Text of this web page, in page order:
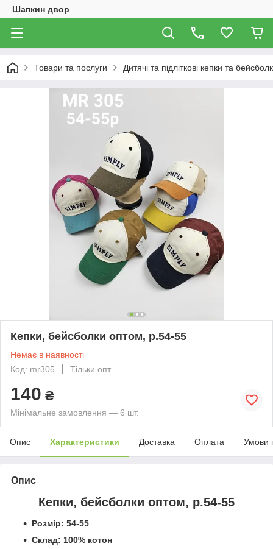
Шапкин двор
Товари та послуги Дитячі та підліткові кепки та
Кепки, бейсболки оптом, р.54-55
Немає в наявності
Код: mr305
Тільки опт
140 ₴
Мінімальне замовлення — 6 шт.
Опис Характеристики Доставка Оплата Умови
Опис
Кепки, бейсболки оптом, р.54-55
Розмір: 54-55
Склад: 100% котон